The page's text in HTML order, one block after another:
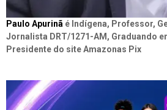
Paulo Apurinã é Indígena, Professor,
Jornalista DRT/1271-AM, Graduando
Presidente do site Amazonas Pix